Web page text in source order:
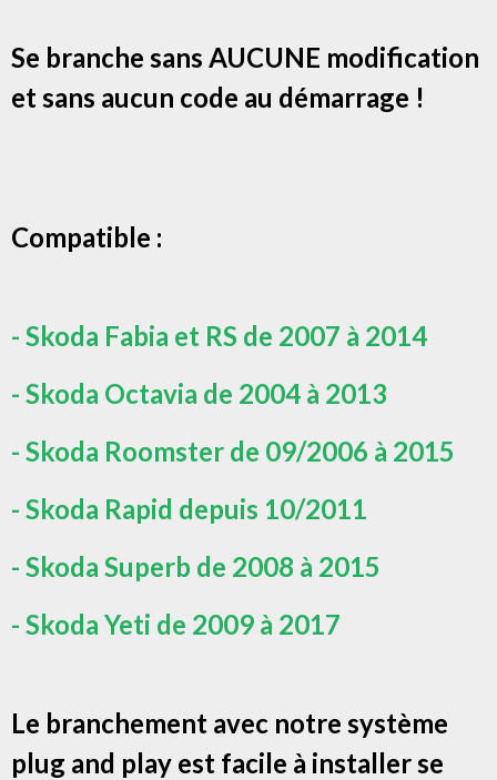
Se branche sans AUCUNE modification
et sans aucun code au démarrage !
Compatible :
- Skoda Fabia et RS de 2007 à 2014
- Skoda Octavia de 2004 à 2013
- Skoda Roomster de 09/2006 à 2015
- Skoda Rapid depuis 10/2011
- Skoda Superb de 2008 à 2015
- Skoda Yeti de 2009 à 2017
Le branchement avec notre système
plug and play est facile à installer se